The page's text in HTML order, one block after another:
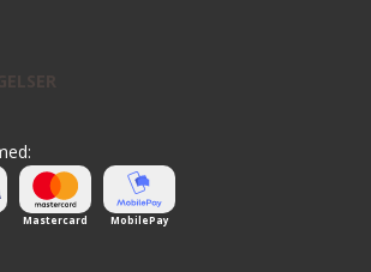
Mastercard MobilePay